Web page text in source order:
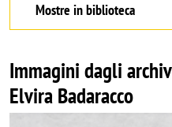
Mostre in biblioteca
Immagini dagli
Elvira Badaracco